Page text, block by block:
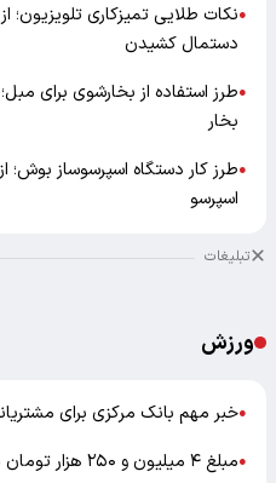
●نکات طلایی تمیزکاری
دستمال کشیدن
●طرز استفاده از بخارشوی برای
بخار
●طرز کار دستگاه اسپرسوساز بوش؛
اسپرسو
تبلیغات
ورزش
●خبر مهم بانک مرکزی برای
●
مبلغ ۴ میلیون و